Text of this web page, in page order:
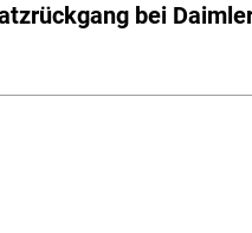
bei